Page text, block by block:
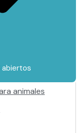
abiertos
animales